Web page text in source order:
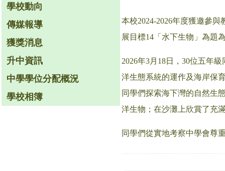
學校動向
傳媒報導
獲獎消息
升中資訊
中學學位分配概況
學校相簿
本校2024-2026年度獲邀參
展目標14「水下生物」為題
2026年3月18日，30位五年
洋生態系統的運作及海岸保
同學們探索海下灣的自然生
洋生物；在沙灘上欣賞了充
同學們從實地考察中學會尊